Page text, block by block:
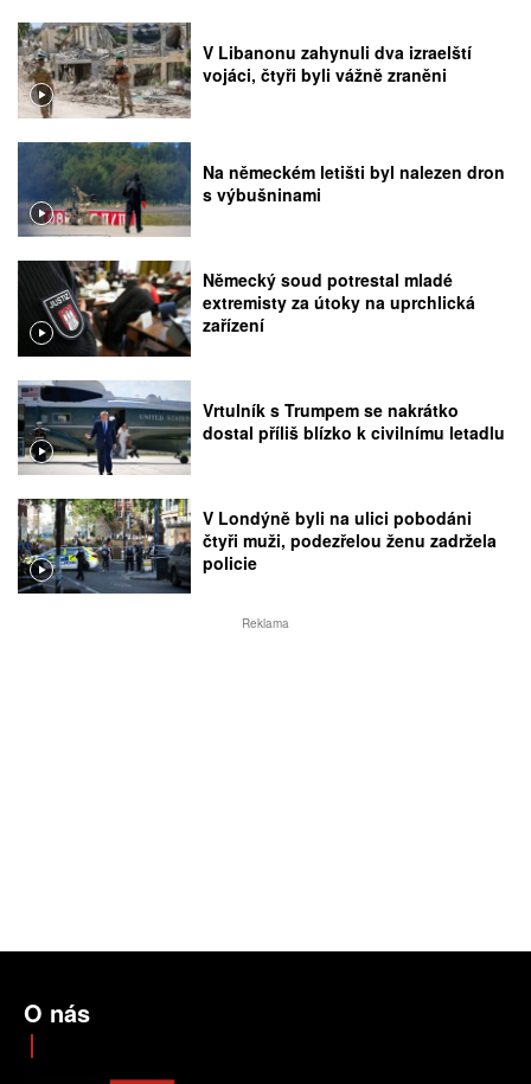
V Libanonu zahynuli dva izraelští
vojáci, čtyři byli vážně zraněni
Na německém letišti byl nalezen dron
s výbušninami
Německý soud potrestal mladé
extremisty za útoky na uprchlická
zařízení
Vrtulník s Trumpem se nakrátko
dostal příliš blízko k civilnímu letadlu
V Londýně byli na ulici pobodáni
čtyři muži, podezřelou ženu zadržela
policie
Reklama
O nás